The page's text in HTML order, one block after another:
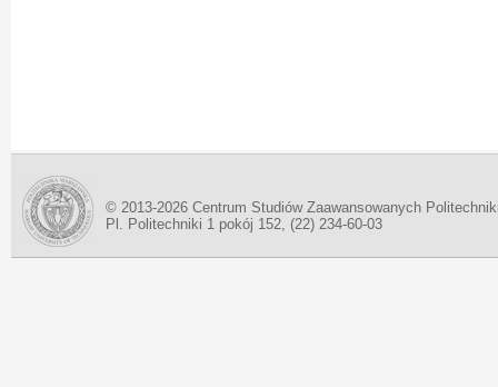
© 2013-2026 Centrum Studiów Zaawansowanych
Pl. Politechniki 1 pokój 152, (22) 234-60-03